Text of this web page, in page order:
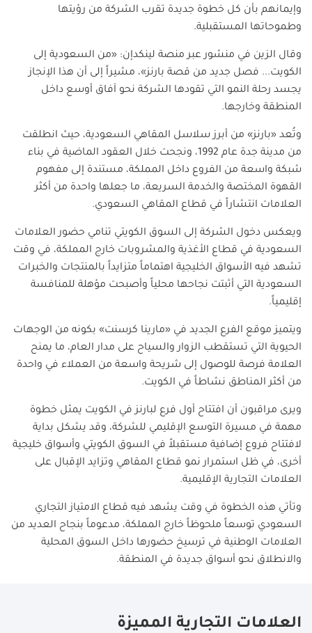
وإيمانهم بأن كل خطوة جديدة تقرب الشركة من رؤيتها
وطموحاتها المستقبلية.
وقال الزين في منشور عبر منصة لينكدإن: «من السعودية إلى
الكويت... فصل جديد من قصة بارنز»، مشيراً إلى أن هذا الإنجاز
يجسد رحلة النمو التي تقودها الشركة نحو آفاق أوسع داخل
المنطقة وخارجها.
وتُعد «بارنز» من أبرز سلاسل المقاهي السعودية، حيث انطلقت
من مدينة جدة عام 1992، ونجحت خلال العقود الماضية في بناء
شبكة واسعة من الفروع داخل المملكة، مستندة إلى مفهوم
القهوة المختصة والخدمة السريعة، ما جعلها واحدة من أكثر
العلامات انتشاراً في قطاع المقاهي السعودي.
ويعكس دخول الشركة إلى السوق الكويتي تنامي حضور العلامات
السعودية في قطاع الأغذية والمشروبات خارج المملكة، في وقت
تشهد فيه الأسواق الخليجية اهتماماً متزايداً بالمنتجات والخبرات
السعودية التي أثبتت نجاحها محلياً وأصبحت مؤهلة للمنافسة
إقليمياً.
ويتميز موقع الفرع الجديد في «مارينا كرسنت» بكونه من الوجهات
الحيوية التي تستقطب الزوار والسياح على مدار العام، ما يمنح
العلامة فرصة للوصول إلى شريحة واسعة من العملاء في واحدة
من أكثر المناطق نشاطاً في الكويت.
ويرى مراقبون أن افتتاح أول فرع لبارنز في الكويت يمثل خطوة
مهمة في مسيرة التوسع الإقليمي للشركة، وقد يشكل بداية
لافتتاح فروع إضافية مستقبلاً في السوق الكويتي وأسواق خليجية
أخرى، في ظل استمرار نمو قطاع المقاهي وتزايد الإقبال على
العلامات التجارية الإقليمية.
وتأتي هذه الخطوة في وقت يشهد فيه قطاع الامتياز التجاري
السعودي توسعاً ملحوظاً خارج المملكة، مدعوماً بنجاح العديد من
العلامات الوطنية في ترسيخ حضورها داخل السوق المحلية
والانطلاق نحو أسواق جديدة في المنطقة.
العلامات التجارية المميزة